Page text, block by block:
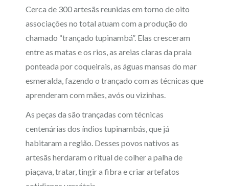
Cerca de 300 artesãs reunidas em torno de oito
associações no total atuam com a produção do
chamado “trançado tupinambá”. Elas cresceram
entre as matas e os rios, as areias claras da praia
ponteada por coqueirais, as águas mansas do mar
esmeralda, fazendo o trançado com as técnicas que
aprenderam com mães, avós ou vizinhas.
As peças da são trançadas com técnicas
centenárias dos índios tupinambás, que já
habitaram a região. Desses povos nativos as
artesãs herdaram o ritual de colher a palha de
piaçava, tratar, tingir a fibra e criar artefatos